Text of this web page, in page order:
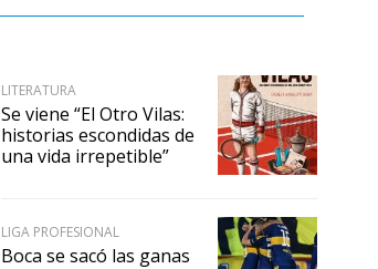
LITERATURA
Se viene “El Otro Vilas:
historias escondidas de
una vida irrepetible”
LIGA PROFESIONAL
Boca se sacó las ganas